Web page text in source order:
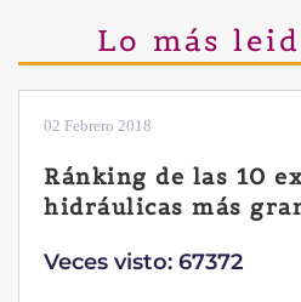
Lo más
28 Enero 2019
Las ventajas de la
Yanmar B7 Sigma-6
Veces visto: 32213